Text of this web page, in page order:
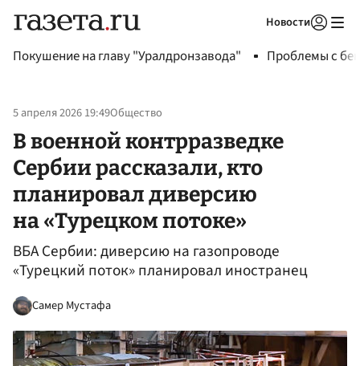
Новости
Покушение на главу "Уралдронзавода" Проблемы с
5 апреля 2026 19:49Общество
В военной контрразведке
Сербии рассказали, кто
планировал диверсию
на «Турецком потоке»
ВБА Сербии: диверсию на газопроводе
«Турецкий поток» планировал иностранец
Самер Мустафа